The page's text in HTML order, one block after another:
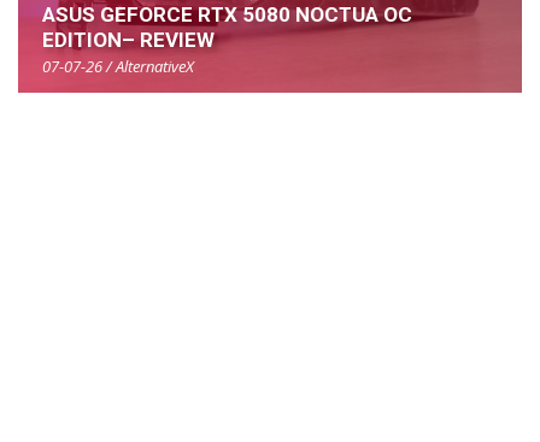
ASUS GEFORCE RTX 5080 NOCTUA OC
EDITION– REVIEW
07-07-26 / AlternativeX